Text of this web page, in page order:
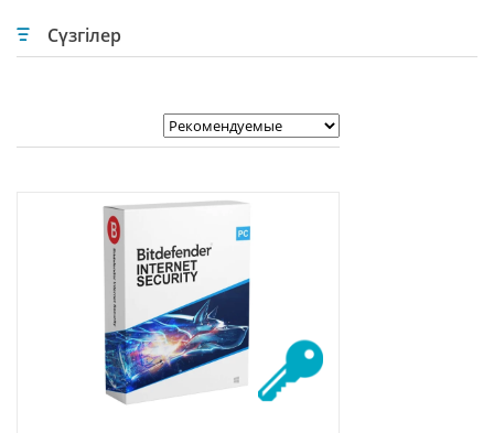
Сүзгілер